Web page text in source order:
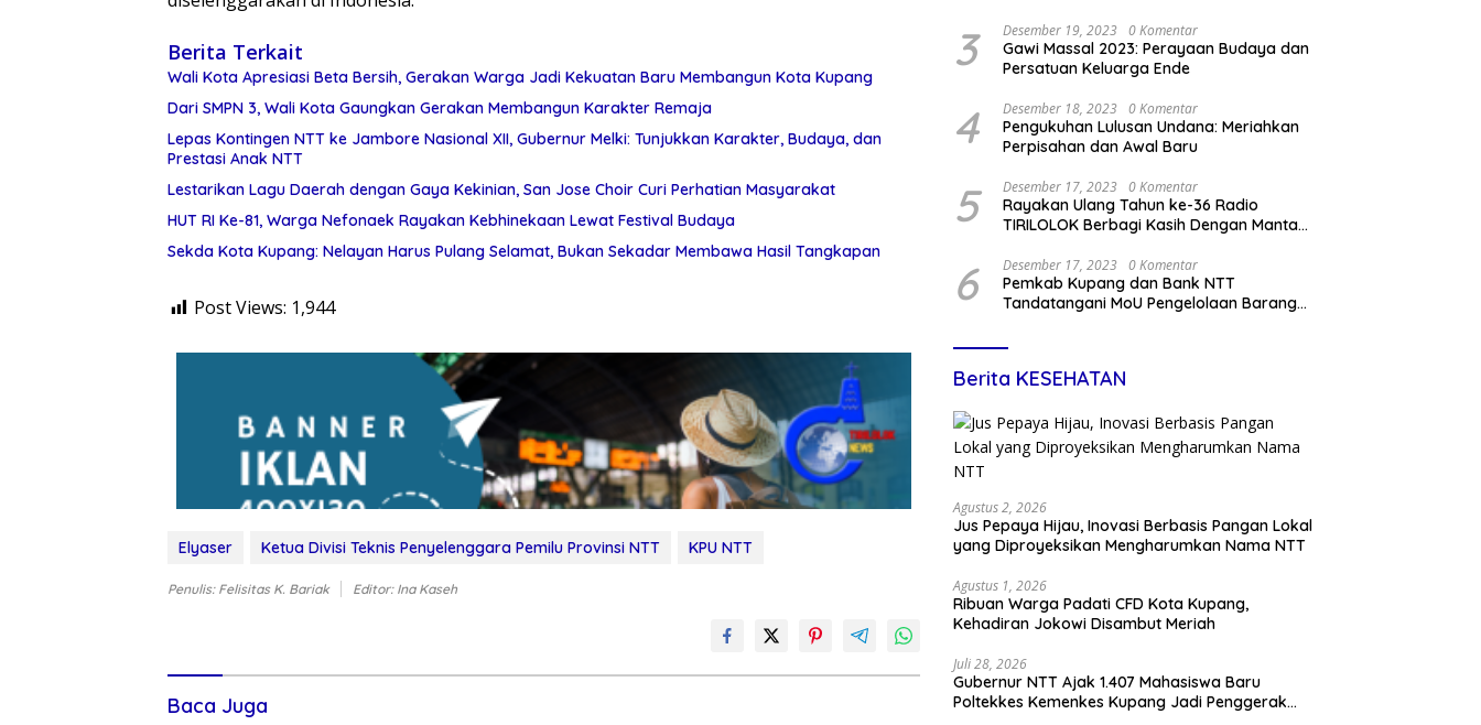
Berita Terkait
Wali Kota Apresiasi Beta Bersih, Gerakan Warga Jadi Kekuatan Baru Membangun Kota Kupang
Dari SMPN 3, Wali Kota Gaungkan Gerakan Membangun Karakter Remaja
Lepas Kontingen NTT ke Jambore Nasional XII, Gubernur Melki: Tunjukkan Karakter, Budaya, dan
Prestasi Anak NTT
Lestarikan Lagu Daerah dengan Gaya Kekinian, San Jose Choir Curi Perhatian Masyarakat
HUT RI Ke-81, Warga Nefonaek Rayakan Kebhinekaan Lewat Festival Budaya
Sekda Kota Kupang: Nelayan Harus Pulang Selamat, Bukan Sekadar Membawa Hasil Tangkapan
Post Views: 1,944
Elyaser Ketua Divisi Teknis Penyelenggara Pemilu Provinsi NTT KPU NTT
Penulis: Felisitas K. Bariak Editor: Ina Kaseh
Baca Juga
3 Desember 19, 2023 0 Komentar
Gawi Massal 2023: Perayaan Budaya dan
Persatuan Keluarga Ende
4 Desember 18, 2023 0 Komentar
Pengukuhan Lulusan Undana: Meriahkan
Perpisahan dan Awal Baru
5 Desember 17, 2023 0 Komentar
Rayakan Ulang Tahun ke-36 Radio
TIRILOLOK Berbagi Kasih Dengan Mantan
6 Desember 17, 2023 0 Komentar
Pemkab Kupang dan Bank NTT
Tandatangani MoU Pengelolaan Barang
Pemda
Berita KESEHATAN
Agustus 2, 2026
Jus Pepaya Hijau, Inovasi Berbasis Pangan Lokal
yang Diproyeksikan Mengharumkan Nama NTT
Agustus 1, 2026
Ribuan Warga Padati CFD Kota Kupang,
Kehadiran Jokowi Disambut Meriah
Juli 28, 2026
Gubernur NTT Ajak 1.407 Mahasiswa Baru
Poltekkes Kemenkes Kupang Jadi Penggerak